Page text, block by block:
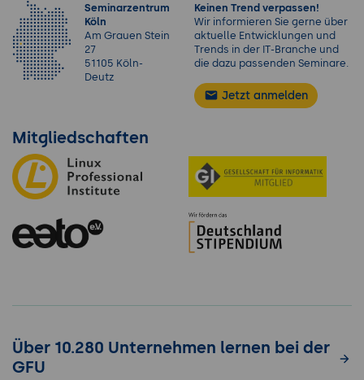
Seminarzentrum
Köln
Am Grauen Stein
27
51105 Köln-
Deutz
Keinen Trend verpassen!
Wir informieren Sie gerne über
aktuelle Entwicklungen und
Trends in der IT-Branche und
die dazu passenden Seminare.
Jetzt anmelden
Mitgliedschaften
Über 10.280 Unternehmen lernen bei der
GFU